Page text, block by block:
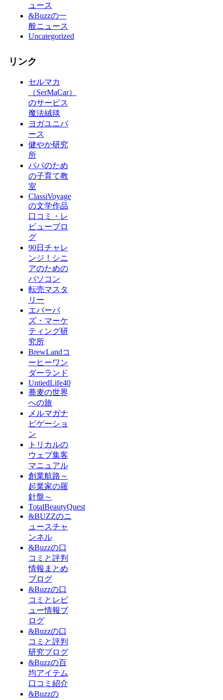
ュース
&Buzzの一
般ニュース
Uncategorized
リンク
セルマカ
（SerMaCar）
のサービス
魔法絨毯
ヨガユニバ
ース
健やか研究
所
パパのため
の子育て教
室
ClassiVoyage
の文学作品
口コミ・レ
ビューブロ
グ
90日チャレ
ンジ！シニ
アのための
パソコン
転売マスタ
リー
エバーバ
ズ・マーケ
ティング研
究所
BrewLandコ
ーヒーワン
ダーランド
UntiedLife40
蕎麦の世界
への旅
メルマガナ
ビゲーショ
ン
トリカルの
ウェブ集客
マニュアル
創業航路～
起業家の羅
針盤～
TotalBeautyQuest
&BUZZのニ
ュースチャ
ンネル
&Buzzの口
コミと評判
情報まとめ
ブログ
&Buzzの口
コミとレビ
ュー情報ブ
ログ
&Buzzの口
コミと評判
研究ブログ
&Buzzの百
均アイテム
口コミ紹介
&Buzzの